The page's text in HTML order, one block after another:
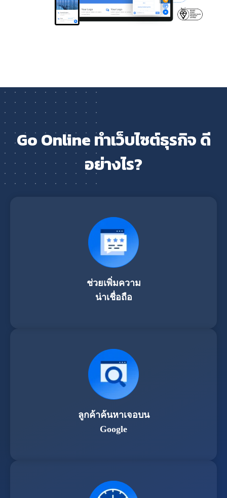
Go Online ทำเว็บไซต์ธุรกิจ ดี
อย่างไร?
ช่วยเพิ่มความ
น่าเชื่อถือ
ลูกค้าค้นหาเจอบน
Google